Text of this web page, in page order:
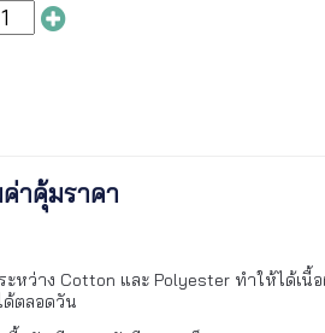
าคุ้มราคา
หว่าง Cotton และ Polyester ทำให้ได้เนื้
ตลอดวัน